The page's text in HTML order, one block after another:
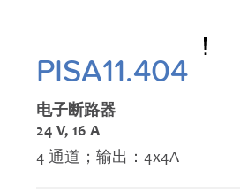
PISA11.404
电子断路器
24 V, 16 A
4 通道；输出：4x4A